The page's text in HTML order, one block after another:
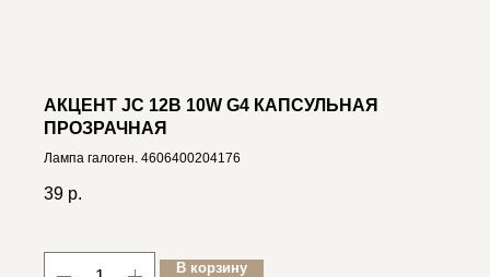
АКЦЕНТ JC 12В 10W G4 КАПСУЛЬНАЯ
ПРОЗРАЧНАЯ
Лампа галоген. 4606400204176
39 р.
В корзину